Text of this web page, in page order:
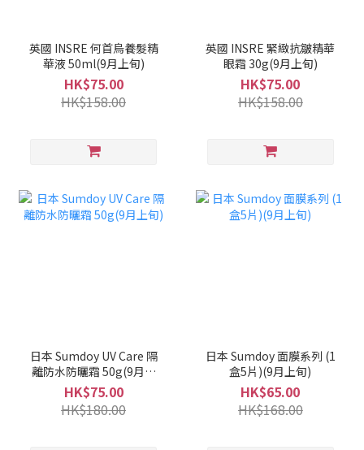
英國 INSRE 何首烏養髮精
華液 50ml(9月上旬)
HK$75.00
HK$158.00
英國 INSRE 緊緻抗皺精華
眼霜 30g(9月上旬)
HK$75.00
HK$158.00
日本 Sumdoy UV Care 隔
離防水防曬霜 50g(9月上
旬)
HK$75.00
HK$180.00
日本 Sumdoy 面膜系列 (1
盒5片)(9月上旬)
HK$65.00
HK$168.00